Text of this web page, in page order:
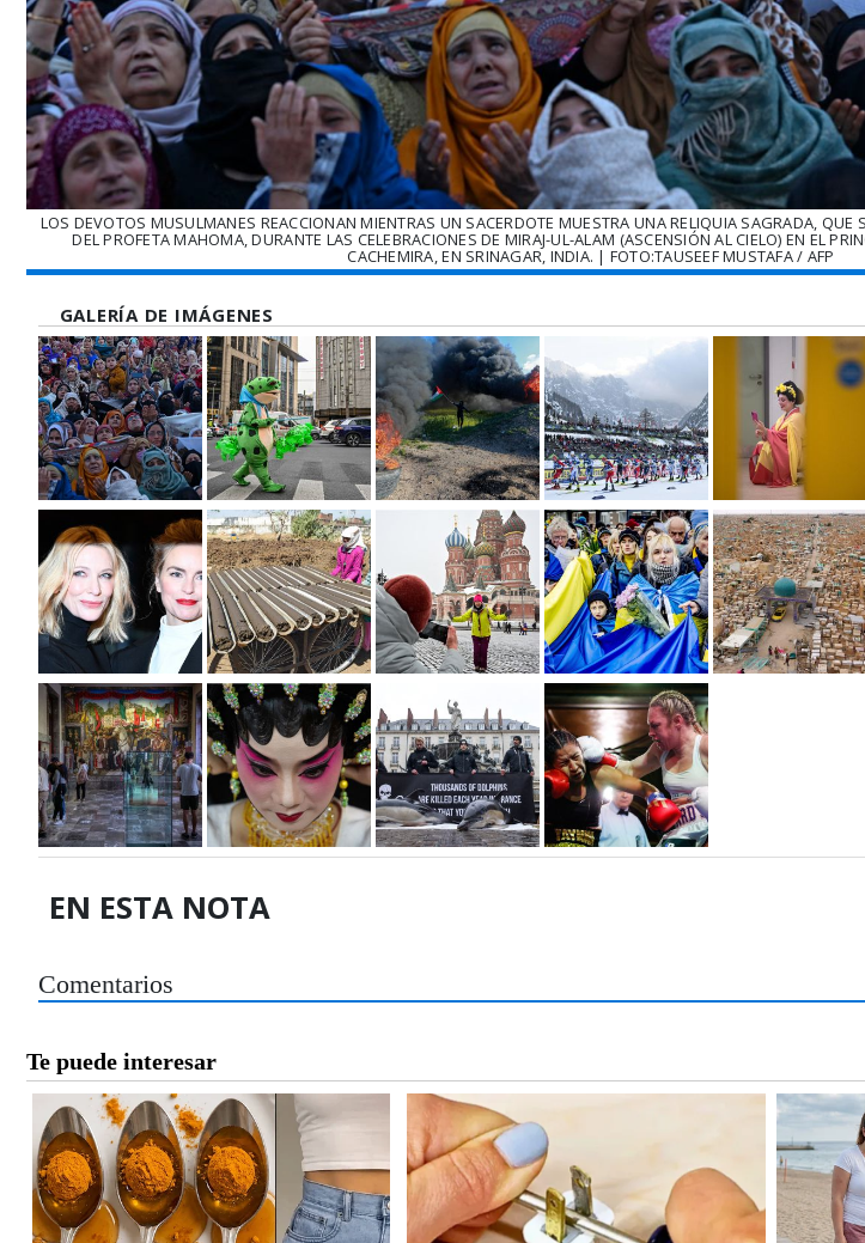
LOS DEVOTOS MUSULMANES REACCIONAN MIENTRAS UN SACERDOTE MUESTRA UNA RELIQUIA SAGRADA, QUE
DEL PROFETA MAHOMA, DURANTE LAS CELEBRACIONES DE MIRAJ-UL-ALAM (ASCENSIÓN AL CIELO) EN EL
CACHEMIRA, EN SRINAGAR, INDIA. | FOTO:TAUSEEF MUSTAFA / AFP
GALERÍA DE IMÁGENES
EN ESTA NOTA
Comentarios